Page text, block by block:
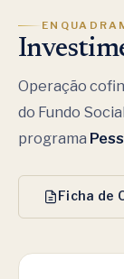
Operação
do Fundo
programa
Ficha de